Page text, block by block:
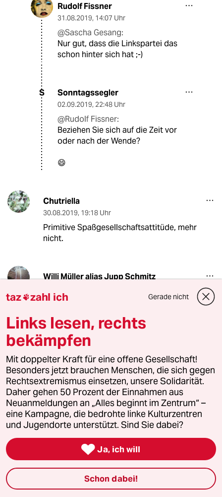
Rudolf Fissner
31.08.2019, 14:07 Uhr
@Sascha Gesang:
Nur gut, dass die Linkspartei das
schon hinter sich hat ;-)
S Sonntagssegler
02.09.2019, 22:48 Uhr
@Rudolf Fissner:
Beziehen Sie sich auf die Zeit vor
oder nach der Wende?
😄
Chutriella
30.08.2019, 19:18 Uhr
Primitive Spaßgesellschaftsattitüde, mehr
nicht.
Willi Müller alias Jupp Schmitz
Selenski lässt grüssen
O OnDoe
Schade, dass er nicht erst eingetreten ist und
später die Aktion an die große Glocke gehängt
hat.
Den Spass hätte ich mir ja mal gegönnt. ^^
So wirds wohl nur heisse Luft.
meistkommentiert
1 Anschlag auf den CSD in Berlin
Sonnenallee For Queers
taz zahl ich Gerade nicht
Links lesen, rechts
bekämpfen
Mit doppelter Kraft für eine offene Gesellschaft!
Besonders jetzt brauchen Menschen, die sich gegen
Rechtsextremismus einsetzen, unsere Solidarität.
Daher gehen 50 Prozent der Einnahmen aus
Neuanmeldungen an „Alles beginnt im Zentrum“ –
eine Kampagne, die bedrohte linke Kulturzentren
und Jugendorte unterstützt. Sind Sie dabei?
 Ja, ich will
Schon dabei!